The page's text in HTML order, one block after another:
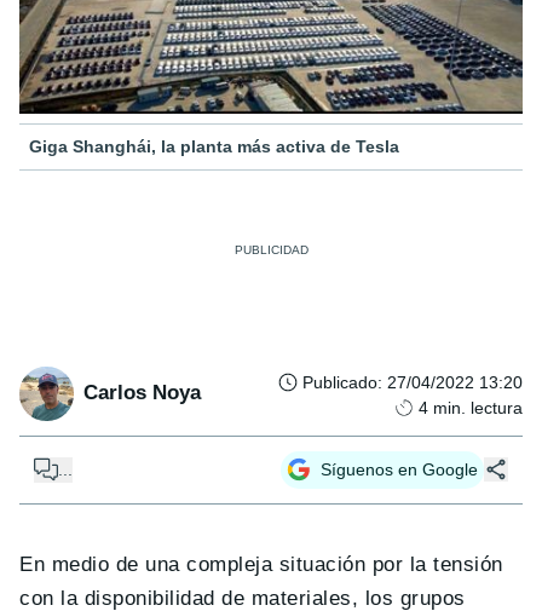
Giga Shanghái, la planta más activa de Tesla
Carlos Noya Publicado: 27/04/2022 13:20
4 min. lectura
Síguenos en Google
En medio de una compleja situación por la tensión
con la disponibilidad de materiales, los grupos